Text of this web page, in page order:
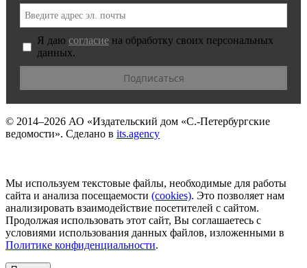
Я даю согласие на обработку своих персональных
данных.
© 2014–2026 АО «Издательский дом «С.-Петербургские
ведомости». Сделано в its.agency
Мы используем текстовые файлы, необходимые для работы
сайта и анализа посещаемости (сookies). Это позволяет нам
анализировать взаимодействие посетителей с сайтом.
Продолжая использовать этот сайт, Вы соглашаетесь с
условиями использования данных файлов, изложенными в
Политике конфиденциальности.